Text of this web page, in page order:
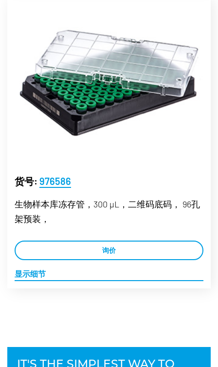
货号: 976586
生物样本库冻存管，300 µL，二维码底码， 96孔
架预装，
询价
显示细节
IT'S THE SIMPLEST WAY TO